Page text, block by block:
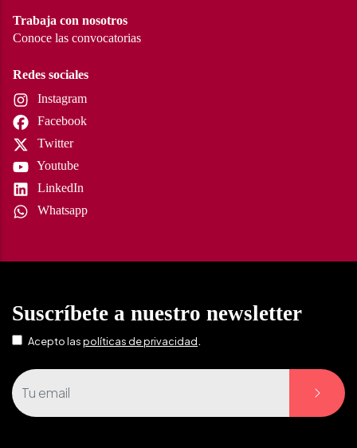
Trabaja con nosotros
Conoce las convocatorias
Redes sociales
Instagram
Facebook
Twitter
Youtube
LinkedIn
Whatsapp
Suscríbete a nuestro newsletter
Acepto laspolíticas de privacidad.